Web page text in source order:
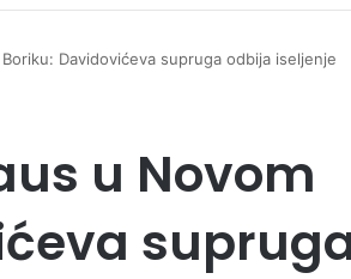
Davidovićeva supruga odbija iseljenje
u Novom